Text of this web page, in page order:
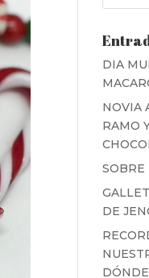
DIA
NOVIA
RAMO
SOBRE
DE